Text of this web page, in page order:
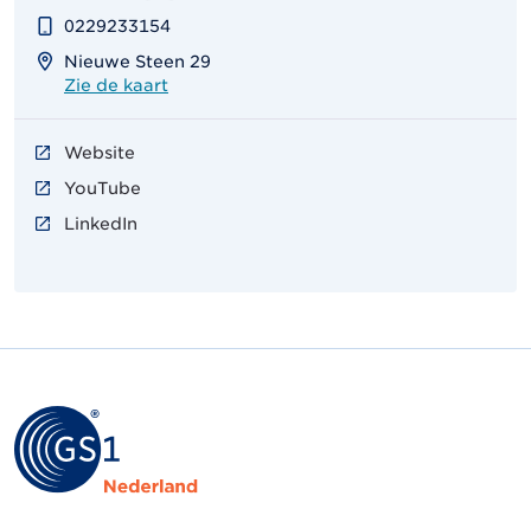
0229233154
Nieuwe Steen 29
Zie de kaart
Website
YouTube
LinkedIn